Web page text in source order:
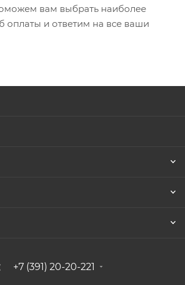
вам выбрать наиболее
оплаты и ответим на все ваши
+7 (391) 20-20-221